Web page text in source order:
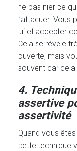
ne pas nier ce
l’attaquer. Vous
lui et accepter
Cela se révèle
ouverte, mais
souvent car
4.
assertive
assertivité
Quand vous
cette technique